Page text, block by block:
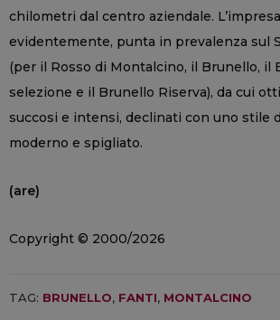
chilometri dal centro aziendale.
evidentemente, punta in prevalenza sul
(per il Rosso di Montalcino, il Brunello, il
selezione e il Brunello Riserva), da cui
succosi e intensi, declinati con uno stile
moderno e spigliato.
(are)
Copyright © 2000/2026
TAG: BRUNELLO, FANTI, MONTALCINO